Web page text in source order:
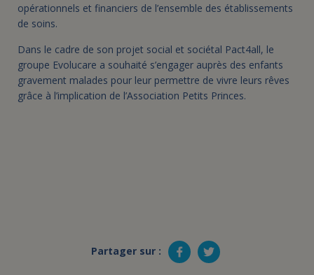
opérationnels et financiers de l’ensemble des établissements
de soins.
Dans le cadre de son projet social et sociétal Pact4all, le
groupe Evolucare a souhaité s’engager auprès des enfants
gravement malades pour leur permettre de vivre leurs rêves
grâce à l’implication de l’Association Petits Princes.
Partager sur :